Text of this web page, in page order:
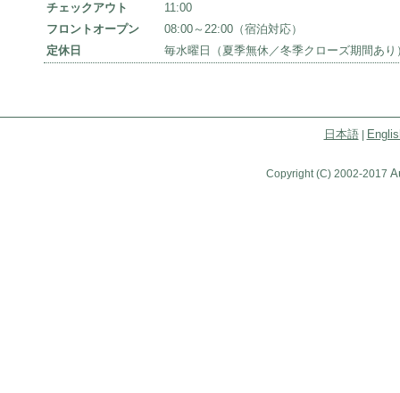
チェックアウト
11:00
フロントオープン
08:00～22:00（宿泊対応）
定休日
毎水曜日（夏季無休／冬季クローズ期間あり
日本語|
Copyright (C) 2002-2017